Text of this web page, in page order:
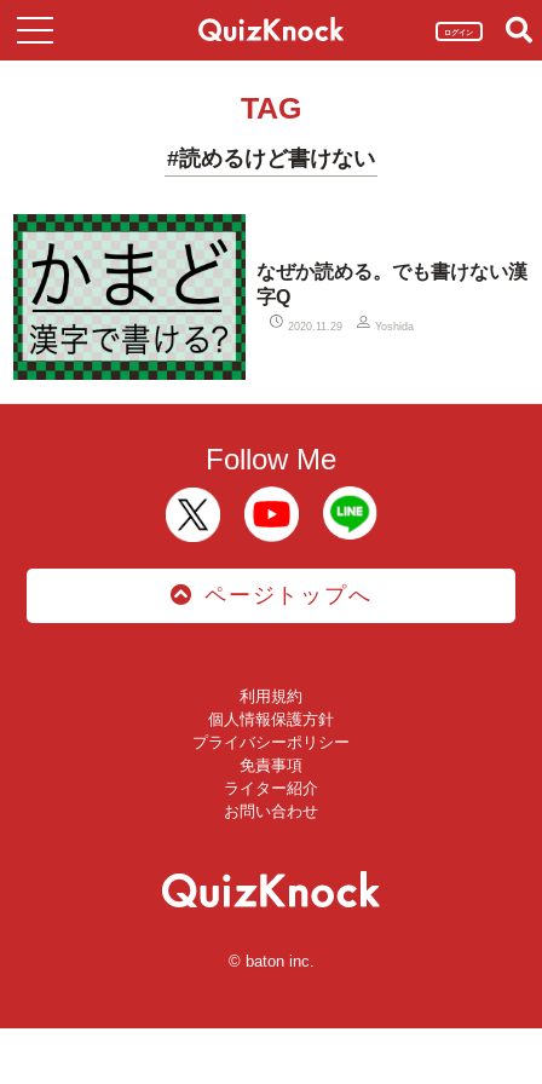
ログイン
TAG
#読めるけど書けない
なぜか読める。でも書けない漢
字Q
2020.11.29 Yoshida
Follow Me
ページトップへ
利用規約
個人情報保護方針
プライバシーポリシー
免責事項
ライター紹介
お問い合わせ
© baton inc.